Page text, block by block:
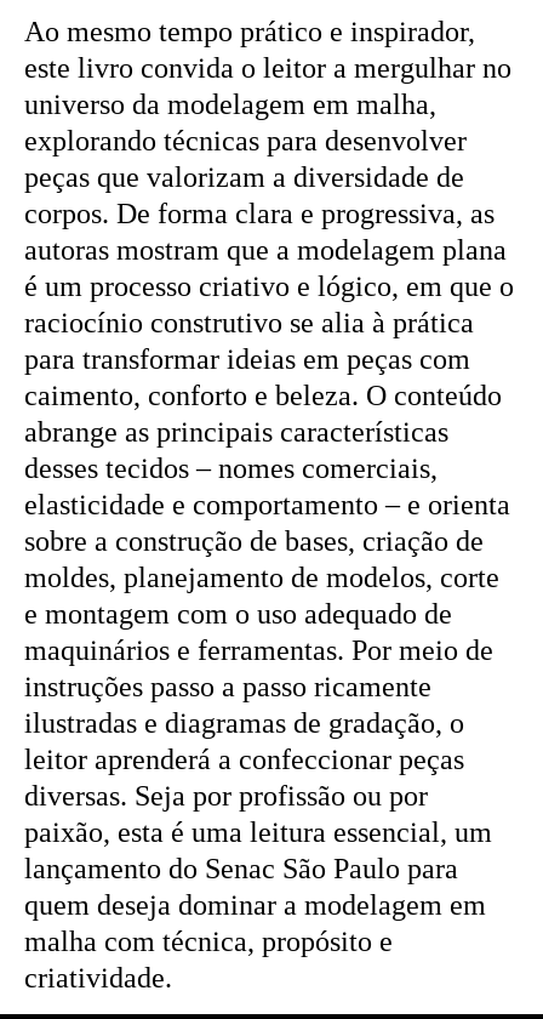
Ao mesmo tempo prático e inspirador,
este livro convida o leitor a mergulhar no
universo da modelagem em malha,
explorando técnicas para desenvolver
peças que valorizam a diversidade de
corpos. De forma clara e progressiva, as
autoras mostram que a modelagem plana
é um processo criativo e lógico, em que o
raciocínio construtivo se alia à prática
para transformar ideias em peças com
caimento, conforto e beleza. O conteúdo
abrange as principais características
desses tecidos – nomes comerciais,
elasticidade e comportamento – e orienta
sobre a construção de bases, criação de
moldes, planejamento de modelos, corte
e montagem com o uso adequado de
maquinários e ferramentas. Por meio de
instruções passo a passo ricamente
ilustradas e diagramas de gradação, o
leitor aprenderá a confeccionar peças
diversas. Seja por profissão ou por
paixão, esta é uma leitura essencial, um
lançamento do Senac São Paulo para
quem deseja dominar a modelagem em
malha com técnica, propósito e
criatividade.